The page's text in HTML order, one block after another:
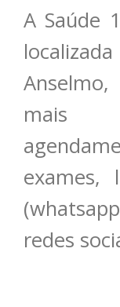
A Saúde
mais
exames,
redes